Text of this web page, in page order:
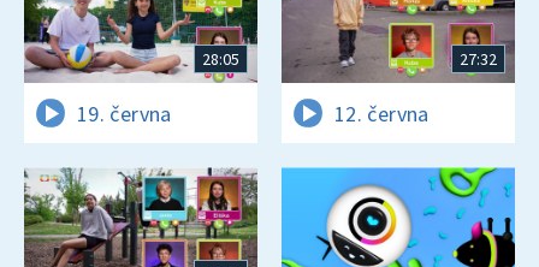
28:05
19. června
27:32
12. června